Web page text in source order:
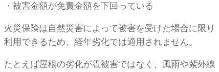
・被害金額が免責金額を下回っている
火災保険は自然災害によって被害を受けた場合に限り
利用できるため、経年劣化では適用されません。
たとえば屋根の劣化が雹被害ではなく、風雨や紫外線